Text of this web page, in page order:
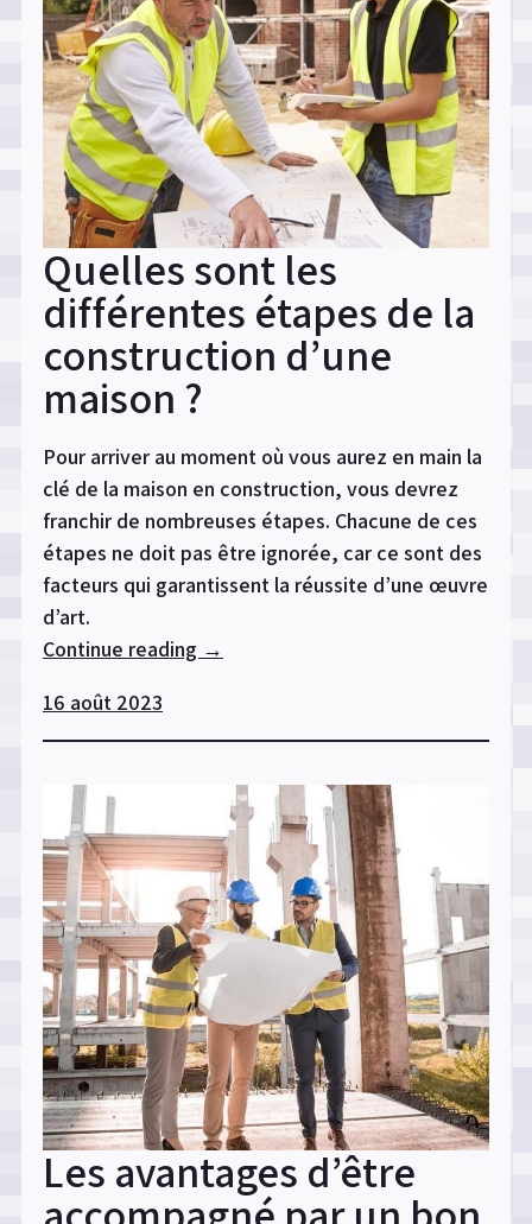
structure
porteuse »
Quelles sont les
différentes étapes de la
construction d’une
maison ?
Pour arriver au moment où vous aurez en main la
clé de la maison en construction, vous devrez
franchir de nombreuses étapes. Chacune de ces
étapes ne doit pas être ignorée, car ce sont des
facteurs qui garantissent la réussite d’une œuvre
d’art.
Continue reading « Quelles
différentes
la
construction
d’une
maison
? »
→
16 août 2023
Les avantages d’être